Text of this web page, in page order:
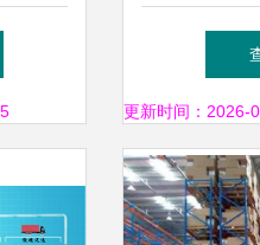
如何打造
更新时间：2026-